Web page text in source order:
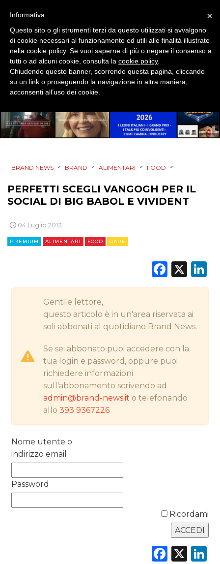
DESIGN
EVENTI
MOBILE
CSR
STRATEGIE
EDITORIA
RADIO / AUDIO
DATI
RICERCHE
BRAND NEWS > BRAND > ALIMENTARI > FOOD >
PERFETTI SCEGLI VANGOGH PER IL
SOCIAL DI BIG BABOL E VIVIDENT
04 Luglio 2013
PREMIUM ALIMENTARI FOOD GARE
X
Gentile lettore,
questo articolo è in un'area riservata ai
soli abbonati al quotidiano Brand News.
Se sei abbonato puoi accedere con la
tua login e password, oppure puoi
richiedere informazioni
sull'abbonamento scrivendo ad
admin@brand-news.it o telefonando
allo393 9367226
Nome utente o
indirizzo email
Password
Ricordami
X
×
Informativa
Questo sito o gli strumenti terzi da questo utilizzati si avvalgono
di cookie necessari al funzionamento ed utili alle finalità illustrate
nella cookie policy. Se vuoi saperne di più o negare il consenso a
tutti o ad alcuni cookie, consulta la cookie policy.
Chiudendo questo banner, scorrendo questa pagina, cliccando
su un link o proseguendo la navigazione in altra maniera,
acconsenti all’uso dei cookie.